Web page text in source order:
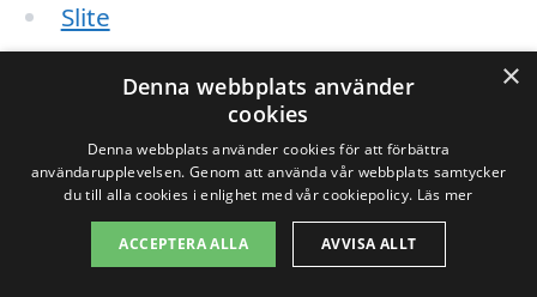
Slite
Lärbro
Fårö
Romakloster
Havdhem
×
Denna webbplats använder
cookies
Denna webbplats använder cookies för att förbättra
användarupplevelsen. Genom att använda vår webbplats samtycker
du till alla cookies i enlighet med vår cookiepolicy. Läs mer
ACCEPTERA ALLA AVVISA ALLT